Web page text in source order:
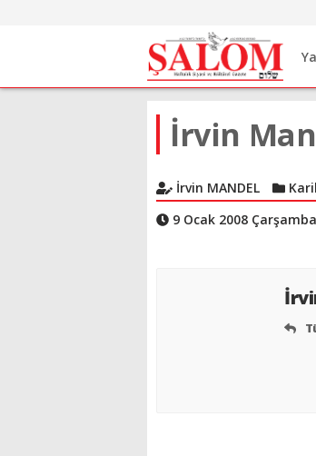
İrvin
İrvin MANDEL
9 Ocak 2008 Çarşamba